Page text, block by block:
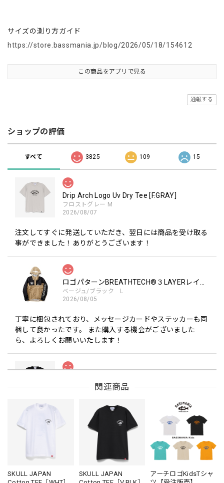
サイズの測り方ガイド
https://store.bassmania.jp/blog/2026/05/18/154612
この商品をアプリで見る
通報する
ショップの評価
すべて 3825 109 15
Drip Arch Logo Uv Dry Tee [F.GRAY]
フロストグレー M
2026/08/07
注文してすぐに発送していただき、翌日には商品を受け取る
事ができました！ありがとうございます！
ロゴパターンBREATHTECH®３LAYERレインジャケット［BEG/BLK］
ベージュ/ブラック L
2026/08/05
丁寧に梱包されており、メッセージカードやステッカーも同
梱して良かったです。 また購入する機会がございました
ら、よろしくお願いいたします！
ブラック L
【Double.H】MIR
Daeun / BlackSilver
2026/07/31
MIR届きました。発送まで迅速に対応して頂きありがとうご
関連商品
SKULL JAPAN
SKULL JAPAN
アーチロゴKidsTシャ